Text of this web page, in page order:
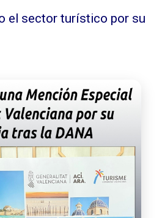
el sector turístico por su